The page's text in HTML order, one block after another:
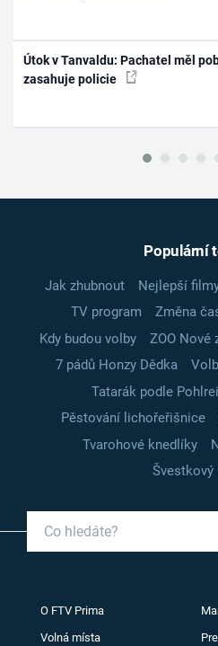
Útok v Tanvaldu: Pachatel měl
zasahuje policie
Populární
Jak zhubnout Nejlepší
TV program
Změna
Kdy budou volby
ZOO Nové
7 pádů Honzy Dědka
Tatarák podle
Pěstování lichořeřišnice
Tvarohové knedlíky
Švestkový
O FTV Prima
Volná místa